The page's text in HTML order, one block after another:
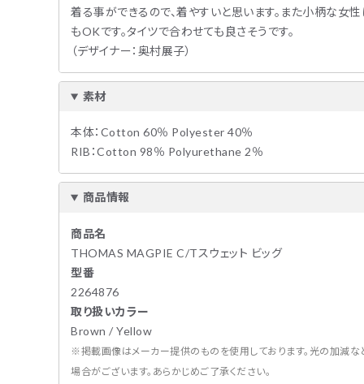
着る事ができるので、着やすいと思います。また小柄な女性
もOKです。タイツで合わせても良さそうです。
（デザイナー：奥村展子）
素材
本体：Cotton 60％ Polyester 40％
RIB：Cotton 98％ Polyurethane 2％
商品情報
商品名
THOMAS MAGPIE C/Tスウェット ビッグ
型番
2264876
取り扱いカラー
Brown / Yellow
※掲載画像はメーカー提供のものを使用しております。光の加減な
場合がございます。あらかじめご了承ください。